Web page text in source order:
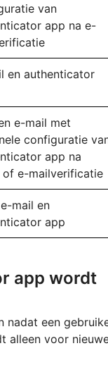
van
app na e-
en authenticator
e-mail met
configuratie
app na
of e-mailverificatie
mail en
app
app wordt
een
alleen voor